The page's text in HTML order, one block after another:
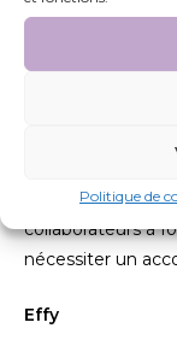
Politique de
individuels avec
analyse les
collaborateurs à
nécessiter un
Effy